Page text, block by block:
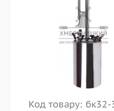
Код товару: бк32-